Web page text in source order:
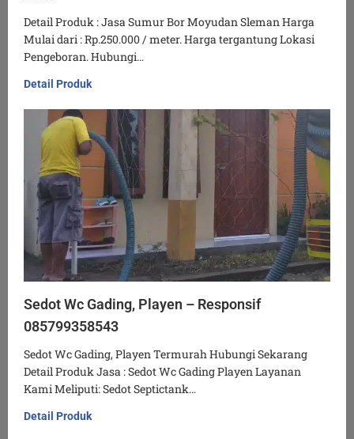
Detail Produk : Jasa Sumur Bor Moyudan Sleman Harga
Mulai dari : Rp.250.000 / meter. Harga tergantung Lokasi
Pengeboran. Hubungi…
Detail Produk
Sedot Wc Gading, Playen – Responsif
085799358543
Sedot Wc Gading, Playen Termurah Hubungi Sekarang
Detail Produk Jasa : Sedot Wc Gading Playen Layanan
Kami Meliputi: Sedot Septictank…
Detail Produk